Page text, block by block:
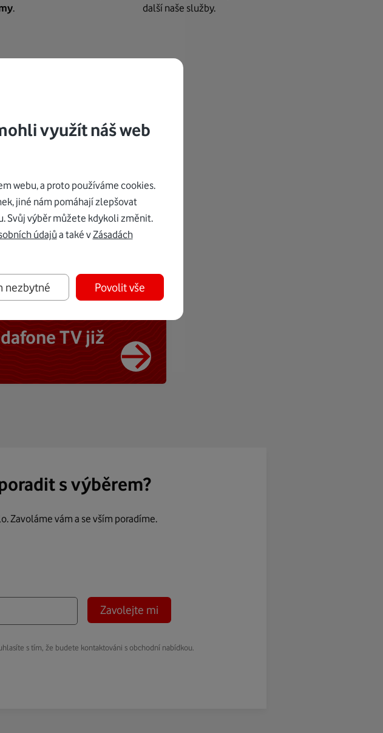
.
další naše služby.
TV již
s výběrem?
Zavoláme vám a se vším poradíme.
Zavolejte mi
s tím, že budete kontaktováni s obchodní nabídkou.
využít náš web
webu, a proto používáme cookies.
jiné nám pomáhají zlepšovat
Svůj výběr můžete kdykoli změnit.
údajůa také vZásadách
nezbytné Povolit vše